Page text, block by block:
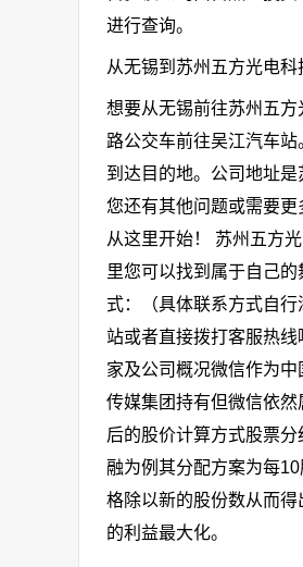
进行查询。
从无锡到苏州五方光电
想要从无锡前往苏州五
路公交车前往吴江汽车
到达目的地。公司地址
您还有其他问题或需要
从这里开始！ 苏州五方
里您可以找到属于自己
式：（具体联系方式自
站或者直接拨打客服热
家及公司概况微信作为
传媒集团持有但微信依
后的股价计算方式股票
融为例其分配方案为每
格除以新的股份数从而
的利益最大化。